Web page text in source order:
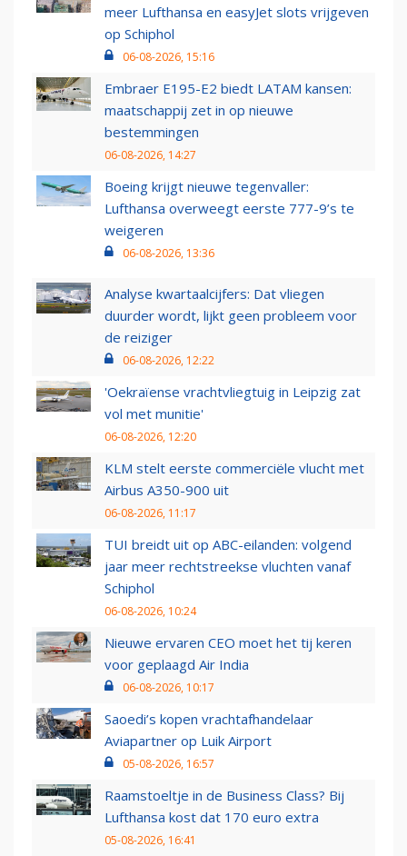
meer Lufthansa en easyJet slots vrijgeven
op Schiphol
06-08-2026, 15:16
Embraer E195-E2 biedt LATAM kansen:
maatschappij zet in op nieuwe
bestemmingen
06-08-2026, 14:27
Boeing krijgt nieuwe tegenvaller:
Lufthansa overweegt eerste 777-9’s te
weigeren
06-08-2026, 13:36
Analyse kwartaalcijfers: Dat vliegen
duurder wordt, lijkt geen probleem voor
de reiziger
06-08-2026, 12:22
'Oekraïense vrachtvliegtuig in Leipzig zat
vol met munitie'
06-08-2026, 12:20
KLM stelt eerste commerciële vlucht met
Airbus A350-900 uit
06-08-2026, 11:17
TUI breidt uit op ABC-eilanden: volgend
jaar meer rechtstreekse vluchten vanaf
Schiphol
06-08-2026, 10:24
Nieuwe ervaren CEO moet het tij keren
voor geplaagd Air India
06-08-2026, 10:17
Saoedi’s kopen vrachtafhandelaar
Aviapartner op Luik Airport
05-08-2026, 16:57
Raamstoeltje in de Business Class? Bij
Lufthansa kost dat 170 euro extra
05-08-2026, 16:41